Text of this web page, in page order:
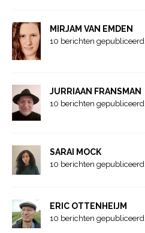
MIRJAM VAN EMDEN
10 berichten gepubliceerd
JURRIAAN FRANSMAN
10 berichten gepubliceerd
SARAI MOCK
10 berichten gepubliceerd
ERIC OTTENHEIJM
10 berichten gepubliceerd